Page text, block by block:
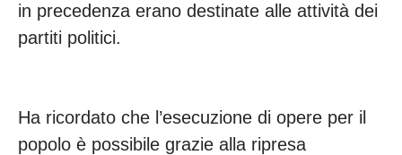
in precedenza erano destinate alle attività dei
partiti politici.
Ha ricordato che l’esecuzione di opere per il
popolo è possibile grazie alla ripresa